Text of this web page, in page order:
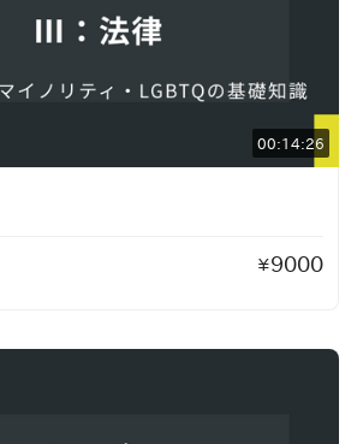
00:14:26
¥9000